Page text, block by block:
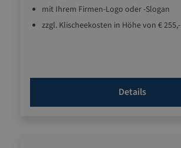
mit Ihrem Firmen-Logo oder -Slogan
zzgl. Klischeekosten in Höhe von € 255,-
Details